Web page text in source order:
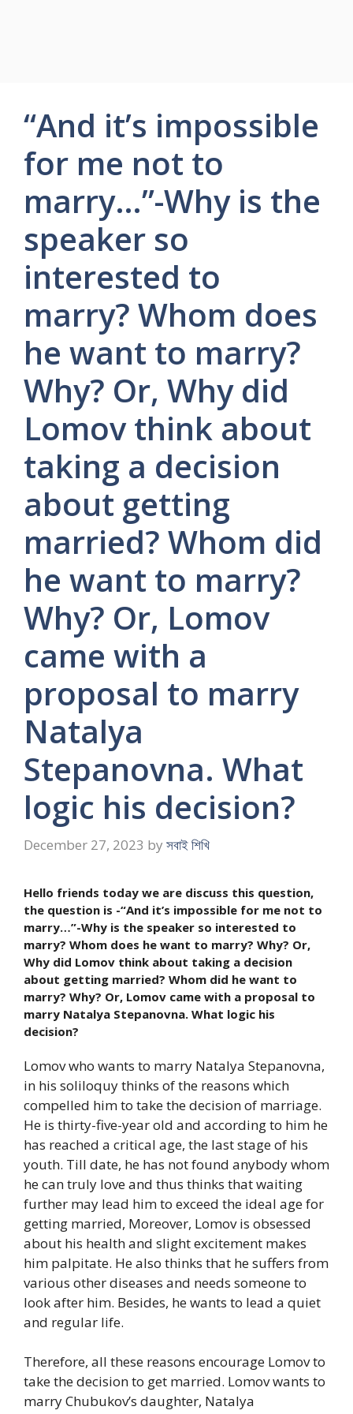
“And it’s impossible
for me not to
marry…”-Why is the
speaker so
interested to
marry? Whom does
he want to marry?
Why? Or, Why did
Lomov think about
taking a decision
about getting
married? Whom did
he want to marry?
Why? Or, Lomov
came with a
proposal to marry
Natalya
Stepanovna. What
logic his decision?
December 27, 2023 by সবাই শিখি
Hello friends today we are discuss this question,
the question is -“And it’s impossible for me not to
marry…”-Why is the speaker so interested to
marry? Whom does he want to marry? Why? Or,
Why did Lomov think about taking a decision
about getting married? Whom did he want to
marry? Why? Or, Lomov came with a proposal to
marry Natalya Stepanovna. What logic his
decision?
Lomov who wants to marry Natalya Stepanovna,
in his soliloquy thinks of the reasons which
compelled him to take the decision of marriage.
He is thirty-five-year old and according to him he
has reached a critical age, the last stage of his
youth. Till date, he has not found anybody whom
he can truly love and thus thinks that waiting
further may lead him to exceed the ideal age for
getting married, Moreover, Lomov is obsessed
about his health and slight excitement makes
him palpitate. He also thinks that he suffers from
various other diseases and needs someone to
look after him. Besides, he wants to lead a quiet
and regular life.
Therefore, all these reasons encourage Lomov to
take the decision to get married. Lomov wants to
marry Chubukov’s daughter, Natalya